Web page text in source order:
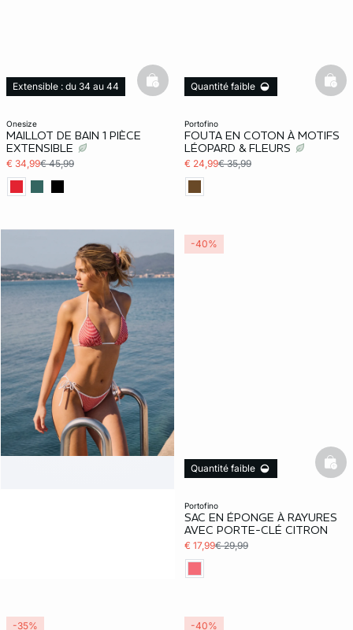
onesize
MAILLOT DE BAIN 1 PIÈCE
EXTENSIBLE
€ 34,99€ 45,99
Extensible : du 34 au 44
basketfull
portofino
FOUTA EN COTON À MOTIFS
LÉOPARD & FLEURS
€ 24,99€ 35,99
Quantité faible
portofino
SAC EN ÉPONGE À RAYURES
AVEC PORTE-CLÉ CITRON
€ 17,99€ 29,99
Quantité faible
-40%
-35% -40%